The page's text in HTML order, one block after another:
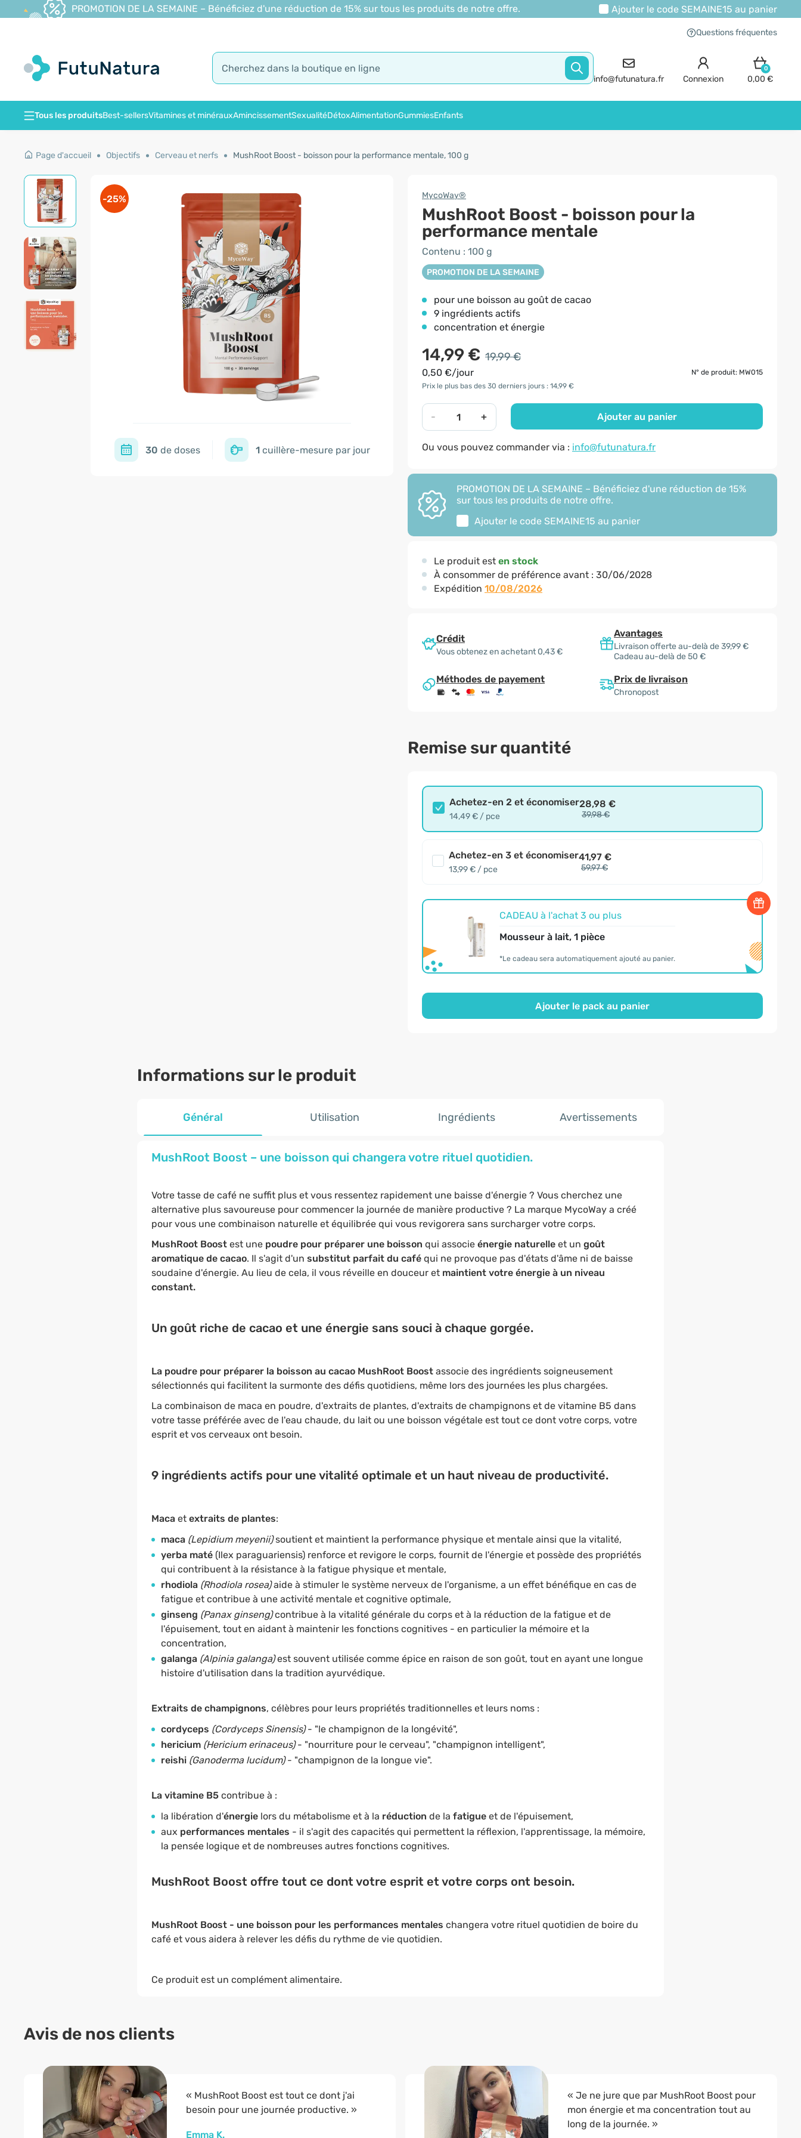
PROMOTION DE LA SEMAINE – Bénéficiez d'une réduction de 15% sur tous les produits de notre offre. Ajouter le code SEMAINE15 au panier
Questions fréquentes
info@futunatura.fr Connexion
0
0,00 €
Tous les produitsBest-sellersVitamines et minérauxAmincissementSexualitéDétoxAlimentationGummiesEnfants
Page d'accueil Objectifs Cerveau et nerfs MushRoot Boost - boisson pour la performance mentale, 100 g
-25%
30 de doses 1cuillère-mesure par jour
MycoWay®
MushRoot Boost - boisson pour la
performance mentale
Contenu : 100 g
PROMOTION DE LA SEMAINE
pour une boisson au goût de cacao
9 ingrédients actifs
concentration et énergie
14,99 € 19,99 €
0,50 €/jour
N° de produit: MW015
Prix le plus bas des 30 derniers jours : 14,99 €
- + Ajouter au panier
Ou vous pouvez commander via : info@futunatura.fr
PROMOTION DE LA SEMAINE – Bénéficiez d'une réduction de 15%
sur tous les produits de notre offre.
Ajouter le code SEMAINE15 au panier
Le produit est en stock
À consommer de préférence avant : 30/06/2028
Expédition 10/08/2026
Crédit
Vous obtenez en achetant 0,43 €
Avantages
Livraison offerte au-delà de 39,99 €
Cadeau au-delà de 50 €
Méthodes de payement Prix de livraison
Chronopost
Remise sur quantité
Achetez-en 2 et économiser
14,49 € / pce
28,98 €
39,98 €
Achetez-en 3 et économiser
13,99 € / pce
41,97 €
59,97 €
CADEAU à l'achat 3 ou plus
Mousseur à lait, 1 pièce
*Le cadeau sera automatiquement ajouté au panier.
Ajouter le pack au panier
Informations sur le produit
Général Utilisation Ingrédients Avertissements
MushRoot Boost – une boisson qui changera votre rituel quotidien.
Votre tasse de café ne suffit plus et vous ressentez rapidement une baisse d'énergie ? Vous cherchez une
alternative plus savoureuse pour commencer la journée de manière productive ? La marque MycoWay a créé
pour vous une combinaison naturelle et équilibrée qui vous revigorera sans surcharger votre corps.
MushRoot Boostest une poudre pour préparer une boisson qui associe énergie naturelleet un goût
aromatique de cacao. Il s'agit d'un substitut parfait du café qui ne provoque pas d'états d'âme ni de baisse
soudaine d'énergie. Au lieu de cela, il vous réveille en douceur et maintient votre énergie à un niveau
constant.
Un goût riche de cacao et une énergie sans souci à chaque gorgée.
La poudre pour préparer la boisson au cacao MushRoot Boostassocie des ingrédients soigneusement
sélectionnés qui facilitent la surmonte des défis quotidiens, même lors des journées les plus chargées.
La combinaison de maca en poudre, d'extraits de plantes, d'extraits de champignons et de vitamine B5 dans
votre tasse préférée avec de l'eau chaude, du lait ou une boisson végétale est tout ce dont votre corps, votre
esprit et vos cerveaux ont besoin.
9 ingrédients actifs pour une vitalité optimale et un haut niveau de productivité.
Macaet extraits de plantes:
maca (Lepidium meyenii)soutient et maintient la performance physique et mentale ainsi que la vitalité,
yerba maté(Ilex paraguariensis) renforce et revigore le corps, fournit de l'énergie et possède des propriétés
qui contribuent à la résistance à la fatigue physique et mentale,
rhodiola (Rhodiola rosea)aide à stimuler le système nerveux de l'organisme, a un effet bénéfique en cas de
fatigue et contribue à une activité mentale et cognitive optimale,
ginseng (Panax ginseng)contribue à la vitalité générale du corps et à la réduction de la fatigue et de
l'épuisement, tout en aidant à maintenir les fonctions cognitives - en particulier la mémoire et la
concentration,
galanga (Alpinia galanga)est souvent utilisée comme épice en raison de son goût, tout en ayant une longue
histoire d'utilisation dans la tradition ayurvédique.
Extraits de champignons, célèbres pour leurs propriétés traditionnelles et leurs noms :
cordyceps (Cordyceps Sinensis)- "le champignon de la longévité",
hericium (Hericium erinaceus)- "nourriture pour le cerveau", "champignon intelligent",
reishi (Ganoderma lucidum)- "champignon de la longue vie".
La vitamine B5contribue à :
la libération d'énergielors du métabolisme et à la réduction de la fatigueet de l'épuisement,
aux performances mentales - il s'agit des capacités qui permettent la réflexion, l'apprentissage, la mémoire,
la pensée logique et de nombreuses autres fonctions cognitives.
MushRoot Boost offre tout ce dont votre esprit et votre corps ont besoin.
MushRoot Boost - une boisson pour les performances mentales changera votre rituel quotidien de boire du
café et vous aidera à relever les défis du rythme de vie quotidien.
Ce produit est un complément alimentaire.
Avis de nos clients
« MushRoot Boost est tout ce dont j'ai
besoin pour une journée productive. »
Emma K.
« Je ne jure que par MushRoot Boost pour
mon énergie et ma concentration tout au
long de la journée. »